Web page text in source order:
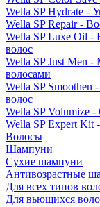
Wella SP Hydrate -
Wella SP Repair -
Wella SP Luxe Oil -
волос
Wella SP Just Men -
волосами
Wella SP Smoothen
волос
Wella SP Volumize
Wella SP Expert Kit
Волосы
Шампуни
Сухие шампуни
Антивозрастные
Для всех типов
Для вьющихся